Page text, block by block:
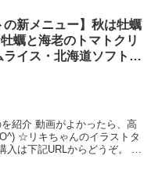
の新メニュー】秋は牡蠣
蠣と海老のトマトクリ
ライス・北海道ソフトの
紹介 動画がよかったら、高
☆リキちゃんのイラストタ
は下記URLからどうぞ。 ※